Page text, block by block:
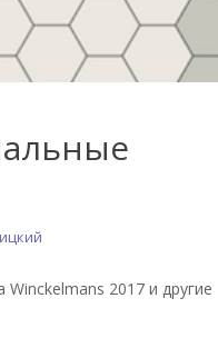
2017 и другие